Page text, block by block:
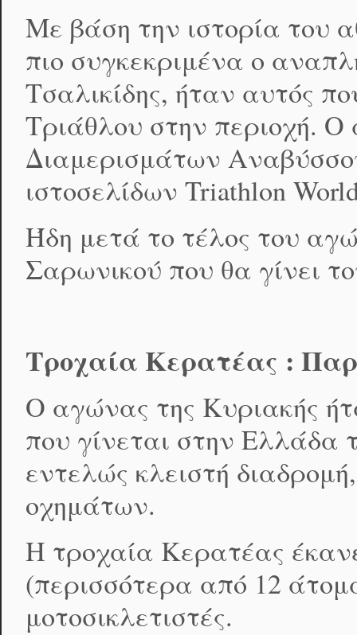
Με βάση την ιστορία του
πιο συγκεκριμένα ο
Τσαλικίδης, ήταν αυτός
Τριάθλου στην περιοχή.
Διαμερισμάτων
ιστοσελίδων Triathlon
Ήδη μετά το τέλος του
Σαρωνικού που θα γίνει
Τροχαία Κερατέας :
Ο αγώνας της Κυριακής
που γίνεται στην Ελλάδα
εντελώς κλειστή
οχημάτων.
Η τροχαία Κερατέας
(περισσότερα από 12
μοτοσικλετιστές.